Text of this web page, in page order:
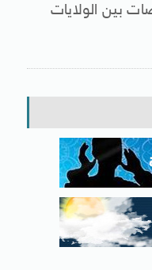
بين الولايات